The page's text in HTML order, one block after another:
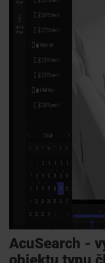
AcuSearch -